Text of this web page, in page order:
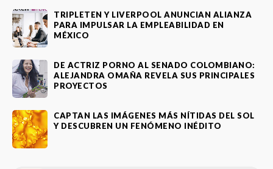
TRIPLETEN Y LIVERPOOL ANUNCIAN ALIANZA
PARA IMPULSAR LA EMPLEABILIDAD EN
MÉXICO
DE ACTRIZ PORNO AL SENADO COLOMBIANO:
ALEJANDRA OMAÑA REVELA SUS PRINCIPALES
PROYECTOS
CAPTAN LAS IMÁGENES MÁS NÍTIDAS DEL SOL
Y DESCUBREN UN FENÓMENO INÉDITO